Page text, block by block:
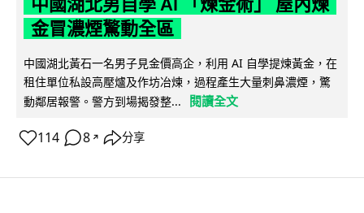
金冒濃煙驚動全區
中國湖北黃石一名男子見金價高企，利用 AI 自學提煉黃金，在
租住單位私設高壓爐及作坊冶煉，過程產生大量刺鼻濃煙，驚
動鄰居報警。警方到場揭發整...
閱讀全文
114 8 ↗ 分享